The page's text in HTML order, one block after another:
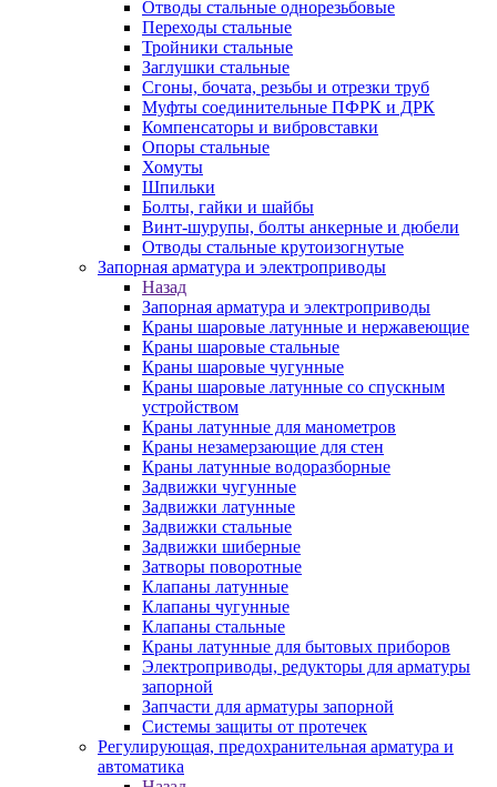
Отводы стальные однорезьбовые
Переходы стальные
Тройники стальные
Заглушки стальные
Сгоны, бочата, резьбы и отрезки труб
Муфты соединительные ПФРК и ДРК
Компенсаторы и вибровставки
Опоры стальные
Хомуты
Шпильки
Болты, гайки и шайбы
Винт-шурупы, болты анкерные и дюбели
Отводы стальные крутоизогнутые
Запорная арматура и электроприводы
Назад
Запорная арматура и электроприводы
Краны шаровые латунные и нержавеющие
Краны шаровые стальные
Краны шаровые чугунные
Краны шаровые латунные со спускным
устройством
Краны латунные для манометров
Краны незамерзающие для стен
Краны латунные водоразборные
Задвижки чугунные
Задвижки латунные
Задвижки стальные
Задвижки шиберные
Затворы поворотные
Клапаны латунные
Клапаны чугунные
Клапаны стальные
Краны латунные для бытовых приборов
Электроприводы, редукторы для арматуры
запорной
Запчасти для арматуры запорной
Системы защиты от протечек
Регулирующая, предохранительная арматура и
автоматика